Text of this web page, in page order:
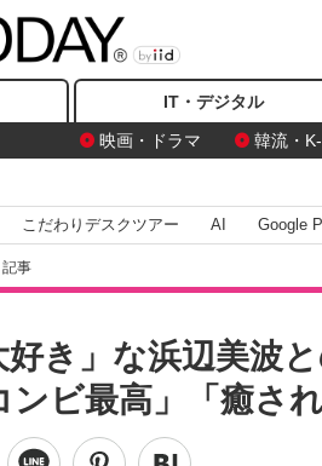
IT・デジタル
映画・ドラマ
韓流・
こだわりデスクツアー AI Google
記事
好き」な浜辺美波
ンビ最高」「癒さ